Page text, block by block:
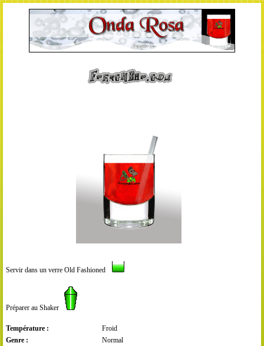
Servir dans un verre Old Fashioned
Préparer au Shaker
Température :
Froid
Genre :
Normal